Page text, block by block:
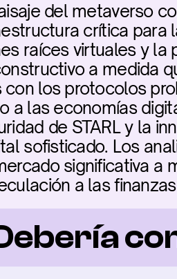
del metaverso
crítica para
raíces virtuales y la
a medida
con los protocolos
a las economías
de STARL y la
sofisticado. Los
significativa a
a las